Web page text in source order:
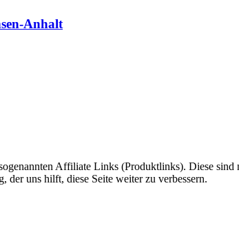
Anhalt
Affiliate Links (Produktlinks). Diese
uns hilft, diese Seite weiter zu verbessern.